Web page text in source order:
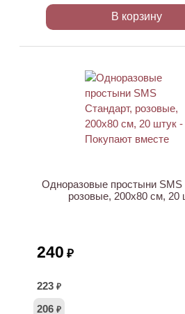
В корзину
Одноразовые простыни SMS
розовые, 200х80 см, 20
240 ₽
223 ₽
206 ₽